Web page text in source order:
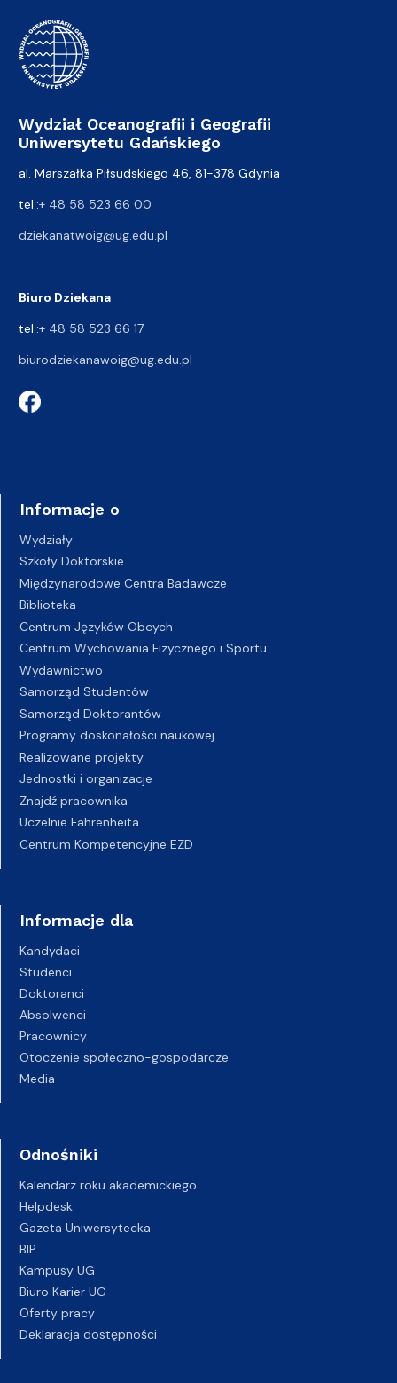
Wydział Oceanografii i Geografii
Uniwersytetu Gdańskiego
al. Marszałka Piłsudskiego 46, 81-378 Gdynia
tel.:+ 48 58 523 66 00
dziekanatwoig@ug.edu.pl
Biuro Dziekana
tel.:+ 48 58 523 66 17
biurodziekanawoig@ug.edu.pl
Informacje o
Wydziały
Szkoły Doktorskie
Międzynarodowe Centra Badawcze
Biblioteka
Centrum Języków Obcych
Centrum Wychowania Fizycznego i Sportu
Wydawnictwo
Samorząd Studentów
Samorząd Doktorantów
Programy doskonałości naukowej
Realizowane projekty
Jednostki i organizacje
Znajdź pracownika
Uczelnie Fahrenheita
Centrum Kompetencyjne EZD
Informacje dla
Kandydaci
Studenci
Doktoranci
Absolwenci
Pracownicy
Otoczenie społeczno-gospodarcze
Media
Odnośniki
Kalendarz roku akademickiego
Helpdesk
Gazeta Uniwersytecka
BIP
Kampusy UG
Biuro Karier UG
Oferty pracy
Deklaracja dostępności